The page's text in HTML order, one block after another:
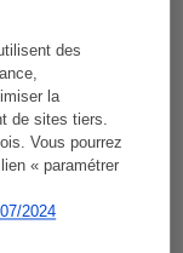
des
la
de sites tiers.
Vous pourrez
« paramétrer
2024